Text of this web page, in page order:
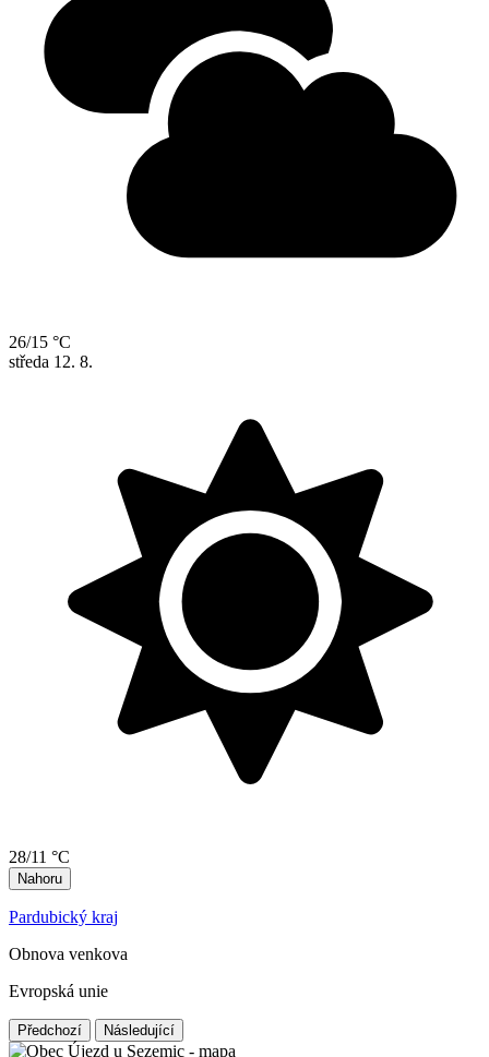
26/15 °C
středa 12. 8.
28/11 °C
Nahoru
Pardubický kraj
Obnova venkova
Evropská unie
Předchozí Následující